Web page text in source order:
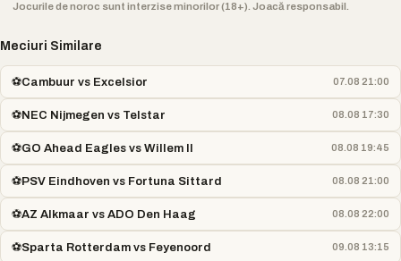
Jocurile de noroc sunt interzise minorilor (18+). Joacă responsabil.
Meciuri Similare
⚽Cambuur vs Excelsior 07.08 21:00
⚽NEC Nijmegen vs Telstar 08.08 17:30
⚽GO Ahead Eagles vs Willem II 08.08 19:45
⚽PSV Eindhoven vs Fortuna Sittard 08.08 21:00
⚽AZ Alkmaar vs ADO Den Haag 08.08 22:00
⚽Sparta Rotterdam vs Feyenoord 09.08 13:15